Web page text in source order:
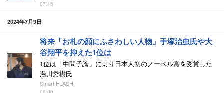
07:15
2024年7月9日
将来「お札の顔にふさわしい人物」手塚治虫氏や大
谷翔平を抑えた1位は
1位は「中間子論」により日本人初のノーベル賞を受賞した
湯川秀樹氏
Smart FLASH